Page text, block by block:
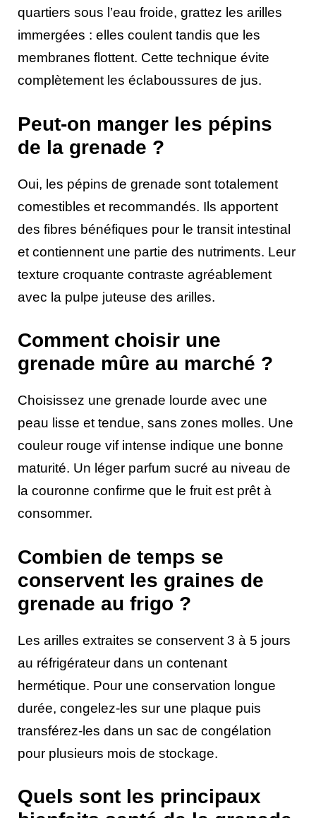
quartiers sous l’eau froide, grattez les arilles
immergées : elles coulent tandis que les
membranes flottent. Cette technique évite
complètement les éclaboussures de jus.
Peut-on manger les pépins
de la grenade ?
Oui, les pépins de grenade sont totalement
comestibles et recommandés. Ils apportent
des fibres bénéfiques pour le transit intestinal
et contiennent une partie des nutriments. Leur
texture croquante contraste agréablement
avec la pulpe juteuse des arilles.
Comment choisir une
grenade mûre au marché ?
Choisissez une grenade lourde avec une
peau lisse et tendue, sans zones molles. Une
couleur rouge vif intense indique une bonne
maturité. Un léger parfum sucré au niveau de
la couronne confirme que le fruit est prêt à
consommer.
Combien de temps se
conservent les graines de
grenade au frigo ?
Les arilles extraites se conservent 3 à 5 jours
au réfrigérateur dans un contenant
hermétique. Pour une conservation longue
durée, congelez-les sur une plaque puis
transférez-les dans un sac de congélation
pour plusieurs mois de stockage.
Quels sont les principaux